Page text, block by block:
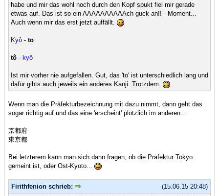
habe und mir das wohl noch durch den Kopf spukt fiel mir gerade
etwas auf. Das ist so ein AAAAAAAAAAch guck an!! - Moment...
Auch wenn mir das erst jetzt auffällt.
Kyô - to
tô - kyô
Ist mir vorher nie aufgefallen. Gut, das 'to' ist unterschiedlich lang und
dafür gibts auch jeweils ein anderes Kanji. Trotzdem.
Wenn man die Präfekturbezeichnung mit dazu nimmt, dann geht das
sogar richtig auf und das eine 'erscheint' plötzlich im anderen...
京都府
東京都
Bei letzterem kann man sich dann fragen, ob die Präfektur Tokyo
gemeint ist, oder Ost-Kyoto...
(15.06.15 20:48)
Firithfenion schrieb: